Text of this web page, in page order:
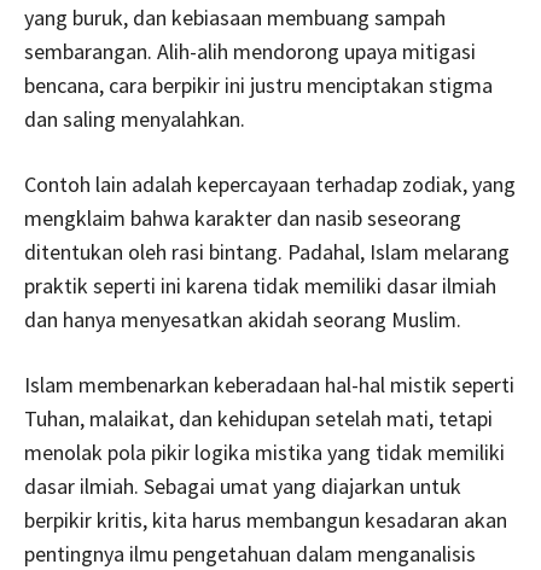
yang buruk, dan kebiasaan membuang sampah
sembarangan. Alih-alih mendorong upaya mitigasi
bencana, cara berpikir ini justru menciptakan stigma
dan saling menyalahkan.
Contoh lain adalah kepercayaan terhadap zodiak, yang
mengklaim bahwa karakter dan nasib seseorang
ditentukan oleh rasi bintang. Padahal, Islam melarang
praktik seperti ini karena tidak memiliki dasar ilmiah
dan hanya menyesatkan akidah seorang Muslim.
Islam membenarkan keberadaan hal-hal mistik seperti
Tuhan, malaikat, dan kehidupan setelah mati, tetapi
menolak pola pikir logika mistika yang tidak memiliki
dasar ilmiah. Sebagai umat yang diajarkan untuk
berpikir kritis, kita harus membangun kesadaran akan
pentingnya ilmu pengetahuan dalam menganalisis